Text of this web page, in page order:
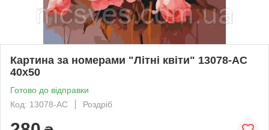
Картина за номерами "Літні квіти" 13078-AC
40х50
Готово до відправки
Код: 13078-AC
Роздріб